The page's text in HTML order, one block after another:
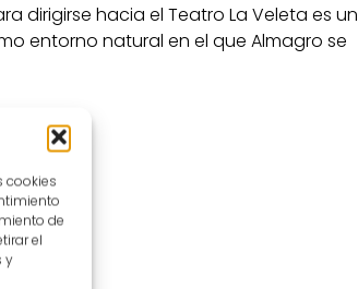
cookies
de
el
y
dirigirse hacia el Teatro La Veleta es un
entorno natural en el que Almagro se